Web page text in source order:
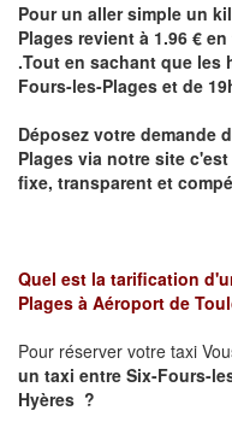
Pour un aller simple un
Plages revient à 1.96 €
.Tout en sachant que les
Fours-les-Plages et de
Déposez votre demande
Plages via notre site
fixe, transparent et
Quel est la tarification
Plages à Aéroport de
Pour réserver votre taxi
un taxi entre Six-Fours-
Hyères ?